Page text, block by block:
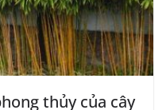
thủy của cây